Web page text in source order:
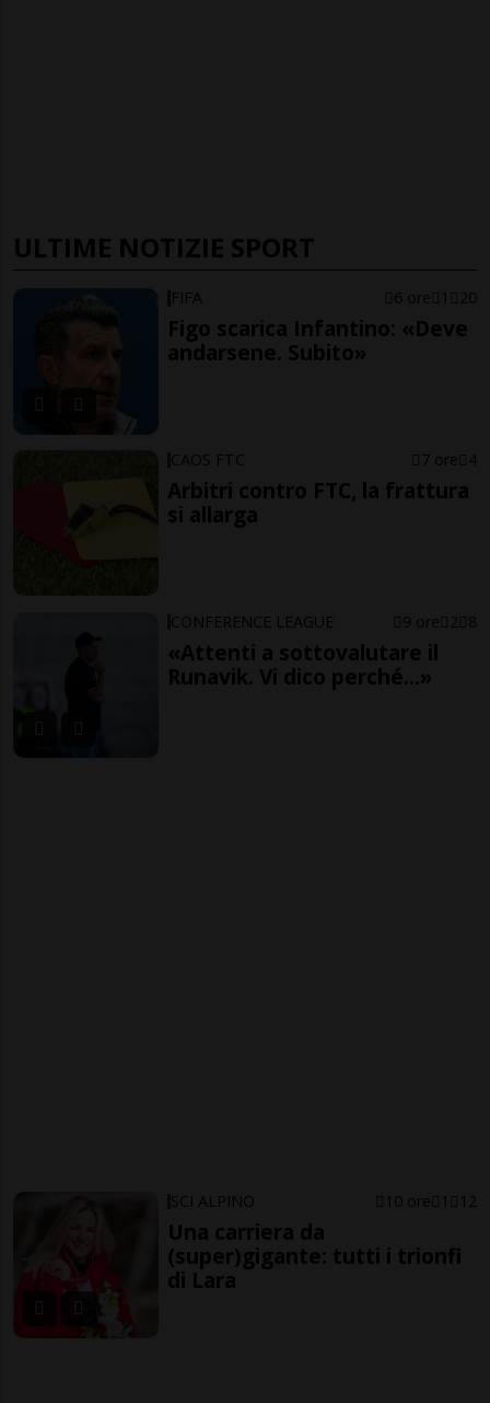
ULTIME NOTIZIE SPORT
FIFA 6 ore 1 20
Figo scarica Infantino: «Deve
andarsene. Subito»
CAOS FTC 7 ore 4
Arbitri contro FTC, la frattura
si allarga
CONFERENCE LEAGUE 9 ore 2 8
«Attenti a sottovalutare il
Runavik. Vi dico perché...»
SCI ALPINO 10 ore 1 12
Una carriera da
(super)gigante: tutti i trionfi
di Lara